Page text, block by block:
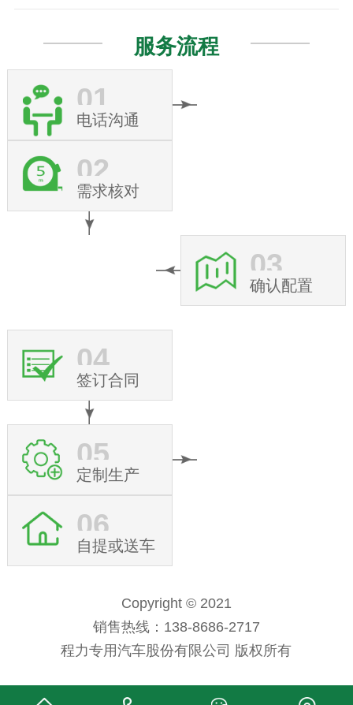
服务流程
01
电话沟通
02
需求核对
03
确认配置
04
签订合同
05
定制生产
06
自提或送车
Copyright © 2021
销售热线：138-8686-2717
程力专用汽车股份有限公司 版权所有